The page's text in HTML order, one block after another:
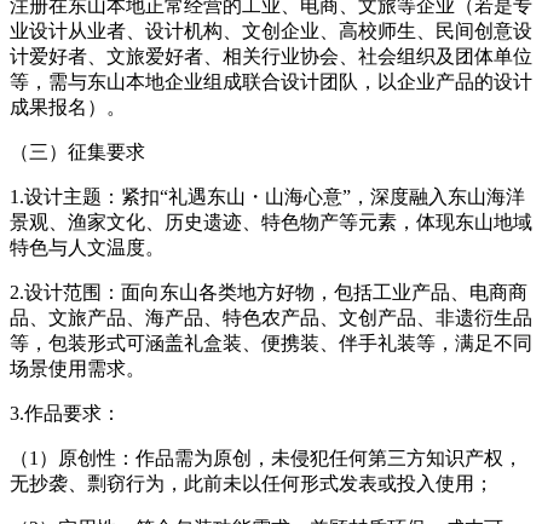
注册在东山本地正常经营的工业、电商、文旅等企业（若是专
业设计从业者、设计机构、文创企业、高校师生、民间创意设
计爱好者、文旅爱好者、相关行业协会、社会组织及团体单位
等，需与东山本地企业组成联合设计团队，以企业产品的设计
成果报名）。
（三）征集要求
1.设计主题：紧扣“礼遇东山・山海心意”，深度融入东山海洋
景观、渔家文化、历史遗迹、特色物产等元素，体现东山地域
特色与人文温度。
2.设计范围：面向东山各类地方好物，包括工业产品、电商商
品、文旅产品、海产品、特色农产品、文创产品、非遗衍生品
等，包装形式可涵盖礼盒装、便携装、伴手礼装等，满足不同
场景使用需求。
3.作品要求：
（1）原创性：作品需为原创，未侵犯任何第三方知识产权，
无抄袭、剽窃行为，此前未以任何形式发表或投入使用；